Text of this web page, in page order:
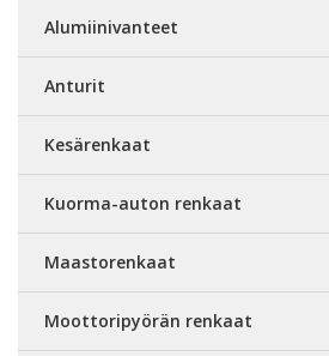
Alumiinivanteet
Anturit
Kesärenkaat
Kuorma-auton renkaat
Maastorenkaat
Moottoripyörän renkaat